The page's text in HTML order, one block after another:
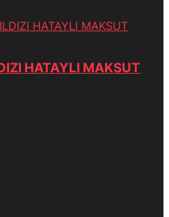
HATAYLI MAKSUT
HATAYLI MAKSUT